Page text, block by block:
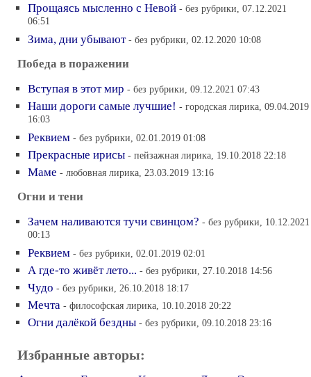
Прощаясь мысленно с Невой - без рубрики, 07.12.2021
06:51
Зима, дни убывают - без рубрики, 02.12.2020 10:08
Победа в поражении
Вступая в этот мир - без рубрики, 09.12.2021 07:43
Наши дороги самые лучшие! - городская лирика, 09.04.2019
16:03
Реквием - без рубрики, 02.01.2019 01:08
Прекрасные ирисы - пейзажная лирика, 19.10.2018 22:18
Маме - любовная лирика, 23.03.2019 13:16
Огни и тени
Зачем наливаются тучи свинцом? - без рубрики, 10.12.2021
00:13
Реквием - без рубрики, 02.01.2019 02:01
А где-то живёт лето... - без рубрики, 27.10.2018 14:56
Чудо - без рубрики, 26.10.2018 18:17
Мечта - философская лирика, 10.10.2018 20:22
Огни далёкой бездны - без рубрики, 09.10.2018 23:16
Избранные авторы: